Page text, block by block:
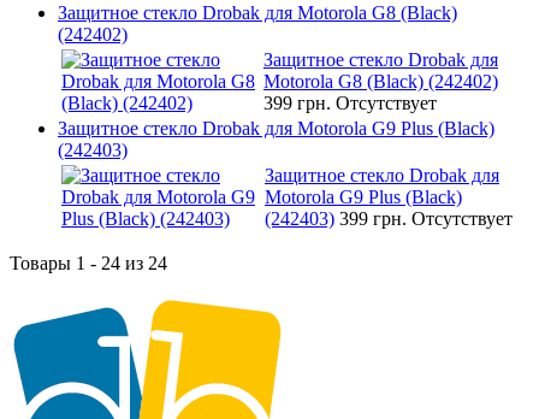
Защитное стекло Drobak для Motorola G8 (Black)
(242402)
Защитное стекло Drobak для
Motorola G8 (Black) (242402)
399 грн. Отсутствует
Защитное стекло Drobak для Motorola G9 Plus (Black)
(242403)
Защитное стекло Drobak для
Motorola G9 Plus (Black)
(242403) 399 грн. Отсутствует
Товары 1 - 24 из 24